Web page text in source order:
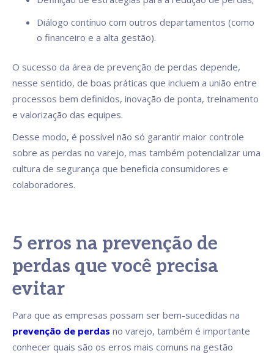
Diálogo contínuo com outros departamentos (como
o financeiro e a alta gestão).
O sucesso da área de prevenção de perdas depende,
nesse sentido, de boas práticas que incluem a união entre
processos bem definidos, inovação de ponta, treinamento
e valorização das equipes.
Desse modo, é possível não só garantir maior controle
sobre as perdas no varejo, mas também potencializar uma
cultura de segurança que beneficia consumidores e
colaboradores.
5 erros na prevenção de
perdas que você precisa
evitar
Para que as empresas possam ser bem-sucedidas na
prevenção de perdas no varejo, também é importante
conhecer quais são os erros mais comuns na gestão